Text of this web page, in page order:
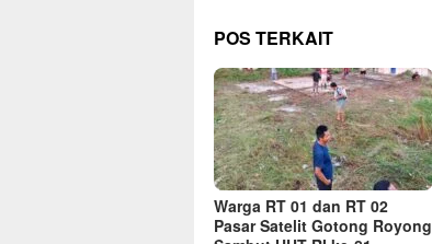
POS TERKAIT
Warga RT 01 dan RT 02
Pasar Satelit Gotong Royong